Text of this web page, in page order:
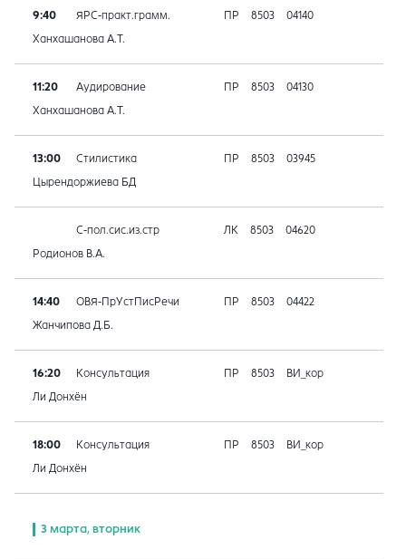
9:40 ЯРС-практ.грамм. ПР 8503 04140
Ханхашанова А.Т.
11:20 Аудирование ПР 8503 04130
Ханхашанова А.Т.
13:00 Стилистика ПР 8503 03945
Цырендоржиева БД
С-пол.сис.из.стр ЛК 8503 04620
Родионов В.А.
14:40 ОВЯ-ПрУстПисРечи ПР 8503 04422
Жанчипова Д.Б.
16:20 Консультация ПР 8503 ВИ_кор
Ли Донхён
18:00 Консультация ПР 8503 ВИ_кор
Ли Донхён
3 марта, вторник